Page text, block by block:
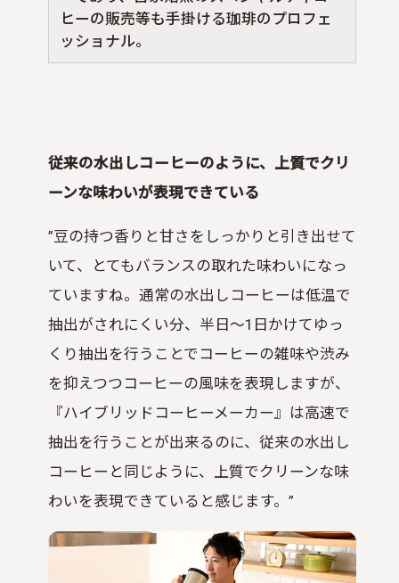
ヒーの販売等も手掛ける珈琲のプロフェ
ッショナル。
従来の水出しコーヒーのように、上質でクリ
ーンな味わいが表現できている
”豆の持つ香りと甘さをしっかりと引き出せて
いて、とてもバランスの取れた味わいになっ
ていますね。通常の水出しコーヒーは低温で
抽出がされにくい分、半日〜1 日かけてゆっ
くり抽出を行うことでコーヒーの雑味や渋み
を抑えつつコーヒーの風味を表現しますが、
『ハイブリッドコーヒーメーカー』は高速で
抽出を行うことが出来るのに、従来の水出し
コーヒーと同じように、上質でクリーンな味
わいを表現できていると感じます。”